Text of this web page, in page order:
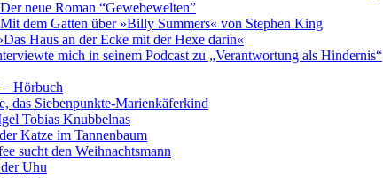
neue Roman “Gewebewelten”
Mit dem Gatten über »Billy Summers« von Stephen King
Haus an der Ecke mit der Hexe darin«
mich in seinem Podcast zu „Verantwortung als Hindernis“
– Hörbuch
das Siebenpunkte-Marienkäferkind
Tobias Knubbelnas
Katze im Tannenbaum
sucht den Weihnachtsmann
Uhu